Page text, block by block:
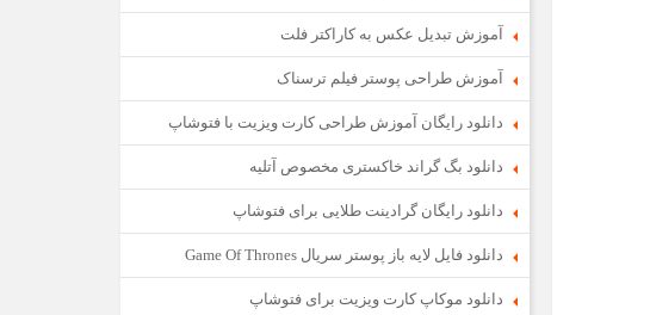
آموزش تبدیل عکس به کاراکتر فلت
آموزش طراحی پوستر فیلم ترسناک
دانلود رایگان آموزش طراحی کارت ویزیت با فتوشاپ
دانلود بگ گراند خاکستری مخصوص آتلیه
دانلود رایگان گرادینت طلایی برای فتوشاپ
دانلود فایل لایه باز پوستر سریال Game Of Thrones
دانلود موکاپ کارت ویزیت برای فتوشاپ